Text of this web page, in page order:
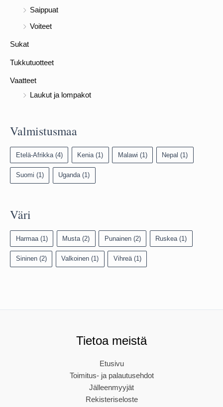
Saippuat
Voiteet
Sukat
Tukkutuotteet
Vaatteet
Laukut ja lompakot
Valmistusmaa
Etelä-Afrikka (4) Kenia (1) Malawi (1) Nepal (1)
Suomi (1) Uganda (1)
Väri
Harmaa (1) Musta (2) Punainen (2) Ruskea (1)
Sininen (2) Valkoinen (1) Vihreä (1)
Tietoa meistä
Etusivu
Toimitus- ja palautusehdot
Jälleenmyyjät
Rekisteriseloste